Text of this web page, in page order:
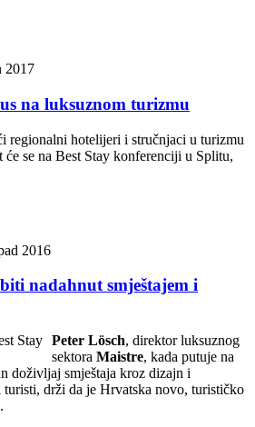
2017
na luksuznom turizmu
regionalni hotelijeri i stručnjaci u turizmu
će se na Best Stay konferenciji u Splitu,
2016
nadahnut smještajem i
Peter Lösch, direktor luksuznog
sektora Maistre, kada putuje na
doživljaj smještaja kroz dizajn i
drži da je Hrvatska novo, turističko